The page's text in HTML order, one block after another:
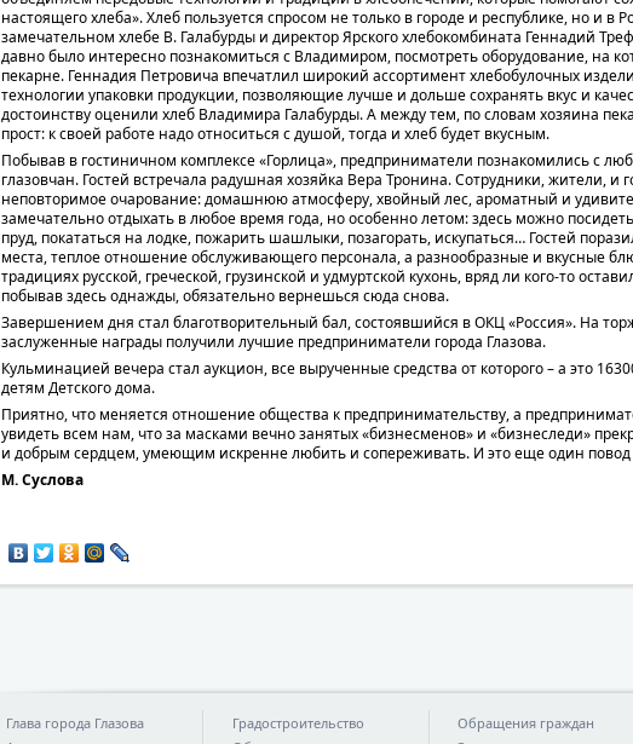
настоящего хлеба». Хлеб пользуется спросом не только в городе и республике, но и в
замечательном хлебе В. Галабурды и директор Ярского хлебокомбината Геннадий
давно было интересно познакомиться с Владимиром, посмотреть оборудование, на
пекарне. Геннадия Петровича впечатлил широкий ассортимент хлебобулочных
технологии упаковки продукции, позволяющие лучше и дольше сохранять вкус и
достоинству оценили хлеб Владимира Галабурды. А между тем, по словам хозяина
прост: к своей работе надо относиться с душой, тогда и хлеб будет вкусным.
Побывав в гостиничном комплексе «Горлица», предприниматели познакомились с
глазовчан. Гостей встречала радушная хозяйка Вера Тронина. Сотрудники, жители, и
неповторимое очарование: домашнюю атмосферу, хвойный лес, ароматный и
замечательно отдыхать в любое время года, но особенно летом: здесь можно
пруд, покататься на лодке, пожарить шашлыки, позагорать, искупаться… Гостей
места, теплое отношение обслуживающего персонала, а разнообразные и вкусные
традициях русской, греческой, грузинской и удмуртской кухонь, вряд ли кого-то
побывав здесь однажды, обязательно вернешься сюда снова.
Завершением дня стал благотворительный бал, состоявшийся в ОКЦ «Россия». На
заслуженные награды получили лучшие предприниматели города Глазова.
Кульминацией вечера стал аукцион, все вырученные средства от которого – а это
детям Детского дома.
Приятно, что меняется отношение общества к предпринимательству, а
увидеть всем нам, что за масками вечно занятых «бизнесменов» и «бизнеследи»
и добрым сердцем, умеющим искренне любить и сопереживать. И это еще один повод
М. Суслова
Глава города Глазова
Градостроительство
Обращения граждан